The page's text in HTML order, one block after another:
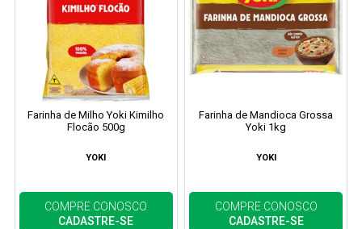
Farinha de Milho Yoki Kimilho
Flocão 500g
YOKI
COMPRE CONOSCO
CADASTRE-SE
Farinha de Mandioca Grossa
Yoki 1kg
YOKI
COMPRE CONOSCO
CADASTRE-SE